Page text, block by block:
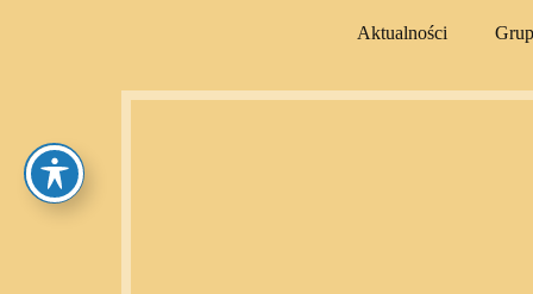
Aktualności